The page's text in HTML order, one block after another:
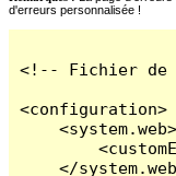
d'erreurs personnalisée !
<!-- Fichier de
<configuration>
    <system.web>
</